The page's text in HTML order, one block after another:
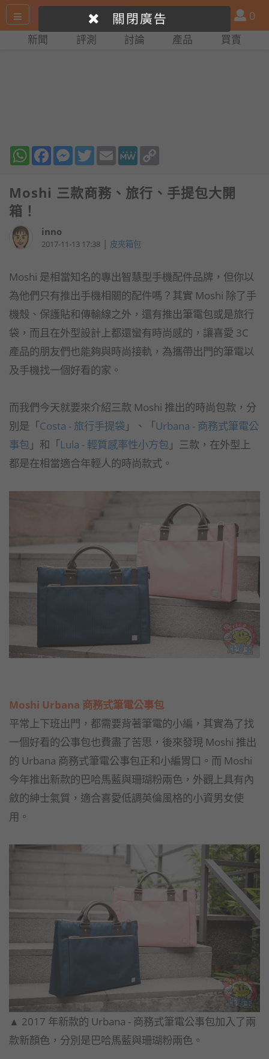
尋
產
品
比
會
員
0
新聞 評測 討論 產品 買賣
WhatsAppFacebookMessenger
TwitterEmail MeWe
Moshi 三款商務、旅行、手提包大開
箱！
inno
2017-11-13 17:38 | 皮夾箱包
Moshi 是相當知名的專出智慧型手機配件品牌，但你以
為他們只有推出手機相關的配件嗎？其實 Moshi 除了手
機殼、保護貼和傳輸線之外，還有推出筆電包或是旅行
袋，而且在外型設計上都還蠻有時尚感的，讓喜愛 3C
產品的朋友們也能夠與時尚接軌，為攜帶出門的筆電以
及手機找一個好看的家。
而我們今天就要來介紹三款 Moshi 推出的時尚包款，分
別是「Costa - 旅行手提袋 」、「Urbana - 商務式筆電公
事包 」和「Lula - 輕質感率性小方包 」三款，在外型上
都是在相當適合年輕人的時尚款式。
關閉廣告
Moshi Urbana 商務式筆電公事包
平常上下班出門，都需要背著筆電的小編，其實為了找
一個好看的公事包也費盡了苦思，後來發現 Moshi 推出
的 Urbana 商務式筆電公事包正和小編胃口。而 Moshi
今年推出新款的巴哈馬藍與珊瑚粉兩色，外觀上具有內
斂的紳士氣質，適合喜愛低調英倫風格的小資男女使
用。
▲​ 2017 年新款的 Urbana - 商務式筆電公事包加入了兩
款新顏色，分別是巴哈馬藍與珊瑚粉兩色。